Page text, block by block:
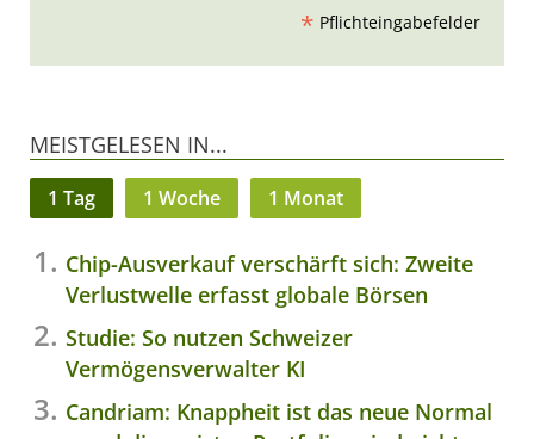
* Pflichteingabefelder
MEISTGELESEN IN...
1 Tag 1 Woche 1 Monat
Chip-Ausverkauf verschärft sich: Zweite
Verlustwelle erfasst globale Börsen
Studie: So nutzen Schweizer
Vermögensverwalter KI
Candriam: Knappheit ist das neue Normal